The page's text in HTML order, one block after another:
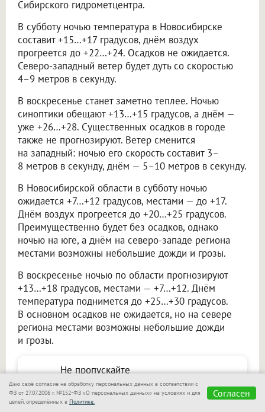
Сибирского гидрометцентра.
В субботу ночью температура в Новосибирске
составит +15…+17 градусов, днём воздух
прогреется до +22…+24. Осадков не ожидается.
Северо-западный ветер будет дуть со скоростью
4–9 метров в секунду.
В воскресенье станет заметно теплее. Ночью
синоптики обещают +13…+15 градусов, а днём —
уже +26…+28. Существенных осадков в городе
также не прогнозируют. Ветер сменится
на западный: ночью его скорость составит 3–
8 метров в секунду, днём — 5–10 метров в секунду.
В Новосибирской области в субботу ночью
ожидается +7…+12 градусов, местами — до +17.
Днём воздух прогреется до +20…+25 градусов.
Преимущественно будет без осадков, однако
ночью на юге, а днём на северо-западе региона
местами возможны небольшие дожди и грозы.
В воскресенье ночью по области прогнозируют
+13…+18 градусов, местами — +7…+12. Днём
температура поднимется до +25…+30 градусов.
В основном осадков не ожидается, но на севере
региона местами возможны небольшие дожди
и грозы.
Не пропускайте
важное — узнавайте
первыми с Om1 в
Подписаться
Даю своё согласие на обработку персональных данных в соответствии с
ФЗ от 27.07.2006 г. №152-ФЗ «О персональных данных» на условиях и для
целей, определённых в Политике.
Согласен